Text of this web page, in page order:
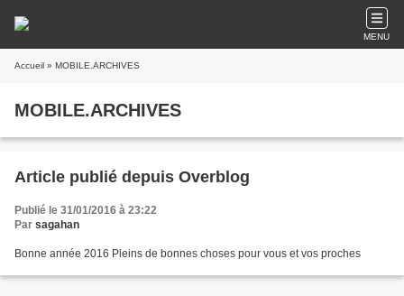
MENU
Accueil » MOBILE.ARCHIVES
MOBILE.ARCHIVES
Article publié depuis Overblog
Publié le 31/01/2016 à 23:22
Par sagahan
Bonne année 2016 Pleins de bonnes choses pour vous et vos proches